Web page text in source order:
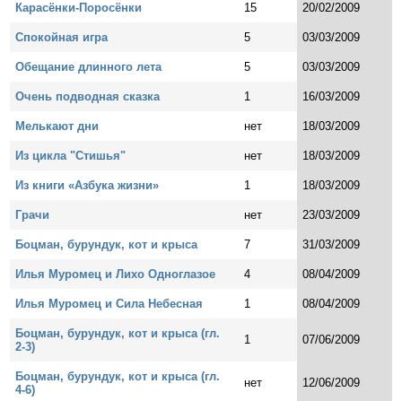
Карасёнки-Поросёнки 15 20/02/2009
Спокойная игра 5 03/03/2009
Обещание длинного лета 5 03/03/2009
Очень подводная сказка 1 16/03/2009
Мелькают дни нет 18/03/2009
Из цикла "Стишья" нет 18/03/2009
Из книги «Азбука жизни» 1 18/03/2009
Грачи нет 23/03/2009
Боцман, бурундук, кот и крыса 7 31/03/2009
Илья Муромец и Лихо Одноглазое 4 08/04/2009
Илья Муромец и Сила Небесная 1 08/04/2009
Боцман, бурундук, кот и крыса (гл.
2-3)
1 07/06/2009
Боцман, бурундук, кот и крыса (гл.
4-6)
нет 12/06/2009